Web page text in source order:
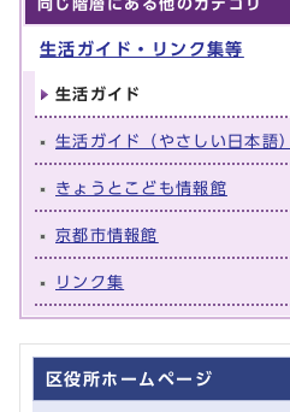
同じ階層にある他のカテゴリ
生活ガイド・リンク集等
生活ガイド
生活ガイド（やさしい日本語）
きょうとこども情報館
京都市情報館
リンク集
区役所ホームページ